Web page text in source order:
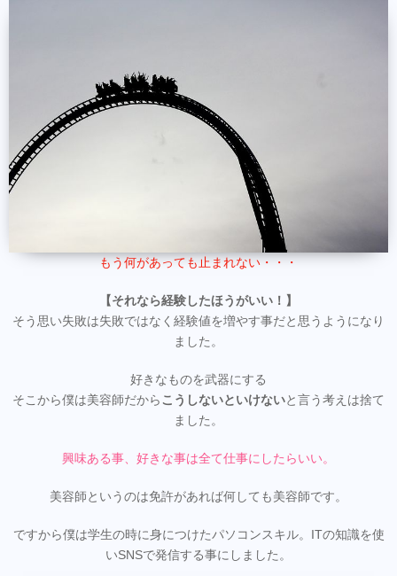
もう何があっても止まれない・・・
【それなら経験したほうがいい！】
そう思い失敗は失敗ではなく経験値を増やす事だと思うようになり
ました。
好きなものを武器にする
そこから僕は美容師だからこうしないといけないと言う考えは捨て
ました。
興味ある事、好きな事は全て仕事にしたらいい。
美容師というのは免許があれば何しても美容師です。
ですから僕は学生の時に身につけたパソコンスキル。ITの知識を使
いSNSで発信する事にしました。